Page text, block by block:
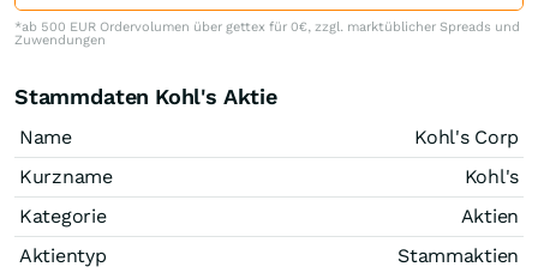
*ab 500 EUR Ordervolumen über gettex für 0€, zzgl. marktüblicher Spreads und
Zuwendungen
Stammdaten Kohl's Aktie
Name
Kohl's Corp
Kurzname
Kohl's
Kategorie
Aktien
Aktientyp
Stammaktien